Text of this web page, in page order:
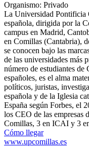
Organismo: Privado
La Universidad Pontificia
española, dirigida por la
campus en Madrid,
en Comillas (Cantabria),
se conocen bajo las
de las universidades más
número de estudiantes
españoles, es el alma
políticos, juristas,
española y de la Iglesia
España según Forbes, el
los CEO de las empresas
Comillas, 3 en ICAI y 3
Cómo llegar
www.upcomillas.es